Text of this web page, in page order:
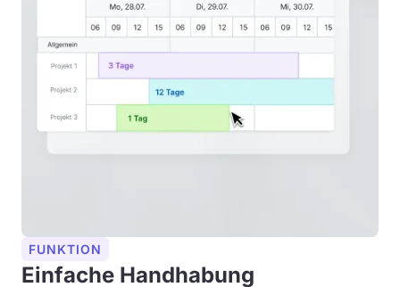
FUNKTION
Einfache Handhabung